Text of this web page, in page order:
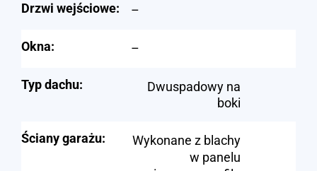
Drzwi wejściowe: –
Okna: –
Typ dachu:
Dwuspadowy na
boki
Ściany garażu:
Wykonane z blachy
w panelu